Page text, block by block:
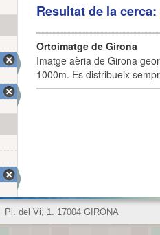
Resultat de la
Ortoimatge de Girona
Imatge aèria de Girona
1000m. Es distribueix
Pl. del Vi, 1. 17004 GIRONA